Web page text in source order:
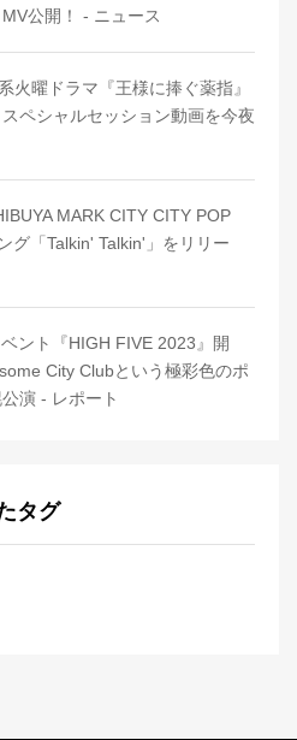
公開！ - ニュース
火曜ドラマ『王様に捧ぐ薬指』
ペシャルセッション動画を今夜
MARK CITY CITY POP
グ「Talkin' Talkin'」をリリー
ント『HIGH FIVE 2023』開
City Clubという極彩色のポ
演 - レポート
タグ